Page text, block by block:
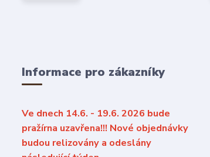
Informace pro zákazníky
Ve dnech 14.6. - 19.6. 2026 bude
pražírna uzavřena!!! Nové objednávky
budou relizovány a odeslány